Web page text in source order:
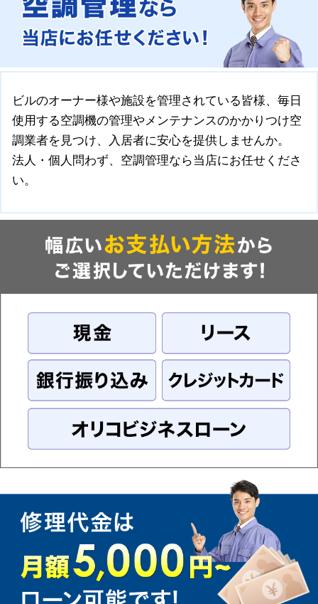
ビルのオーナー様や施設を管理されている皆様、毎日
使用する空調機の管理やメンテナンスのかかりつけ空
調業者を見つけ、入居者に安心を提供しませんか。
法人・個人問わず、空調管理なら当店にお任せくださ
い。